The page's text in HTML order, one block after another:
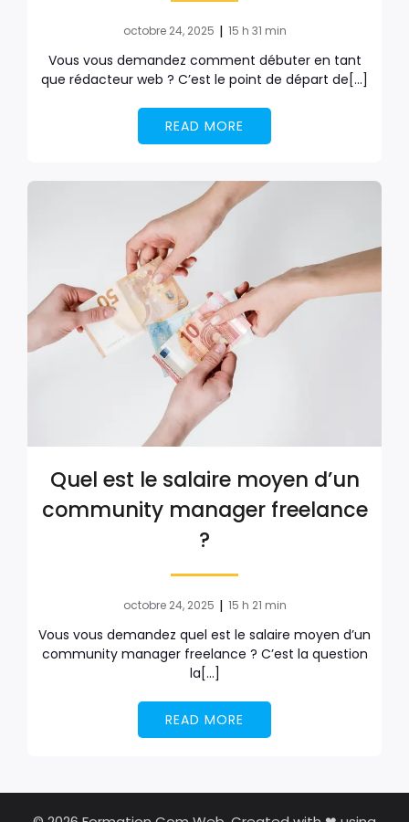
octobre 24, 2025 | 15 h 31 min
Vous vous demandez comment débuter en tant
que rédacteur web ? C’est le point de départ de[…]
READ MORE
Quel est le salaire moyen d’un
community manager freelance
?
octobre 24, 2025 | 15 h 21 min
Vous vous demandez quel est le salaire moyen d’un
community manager freelance ? C’est la question
la[…]
READ MORE